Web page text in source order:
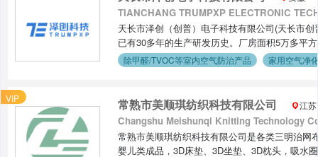
价值型百年企业我们将深耕中国市场，搭建完
保每一套CARBON4(碳4)碳福红外科技产品都
优化产品，让红外科技更贴合国人生活习惯。
繁琐、低效、不环保的传统空间解决方案，用
愿以匠心与责任，将这份源自国际的高端科技
TIANCHANG TRUMPXP ELECTRONIC
天长市泽创（创普）电子科技有限公司(天长市
已有30多年的生产研发历史。厂房面积5万多平
发生器及配件、空气净化器、美容仪器、水处
的空气净化器产品系列，新颖的功能设计，国
除甲醛/TVOC等室内空气防治产品 家用空气净
VIP 常熟市美顺琪纺织科技有限公司 江苏
Changshu Meishunqi Knitting Technology
常熟市美顺琪纺织科技有限公司是各类三明治网
婴儿类成品，3D床垫、3D坐垫、3D枕头，吸水